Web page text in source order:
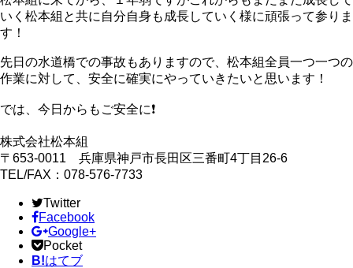
いく松本組と共に自分自身も成長していく様に頑張って参りま
す！
先日の水道橋での事故もありますので、松本組全員一つ一つの
作業に対して、安全に確実にやっていきたいと思います！
では、今日からもご安全に❗
株式会社松本組
〒653-0011 兵庫県神戸市長田区三番町4丁目26‐6
TEL/FAX：078-576-7733
Twitter
Facebook
Google+
Pocket
B!はてブ